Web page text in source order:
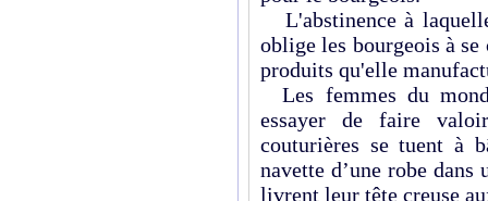
L'abstinence à
oblige les bourgeois à
produits qu'elle
Les femmes du
essayer de faire
couturières se tuent à
navette d’une robe dans
livrent leur tête creuse